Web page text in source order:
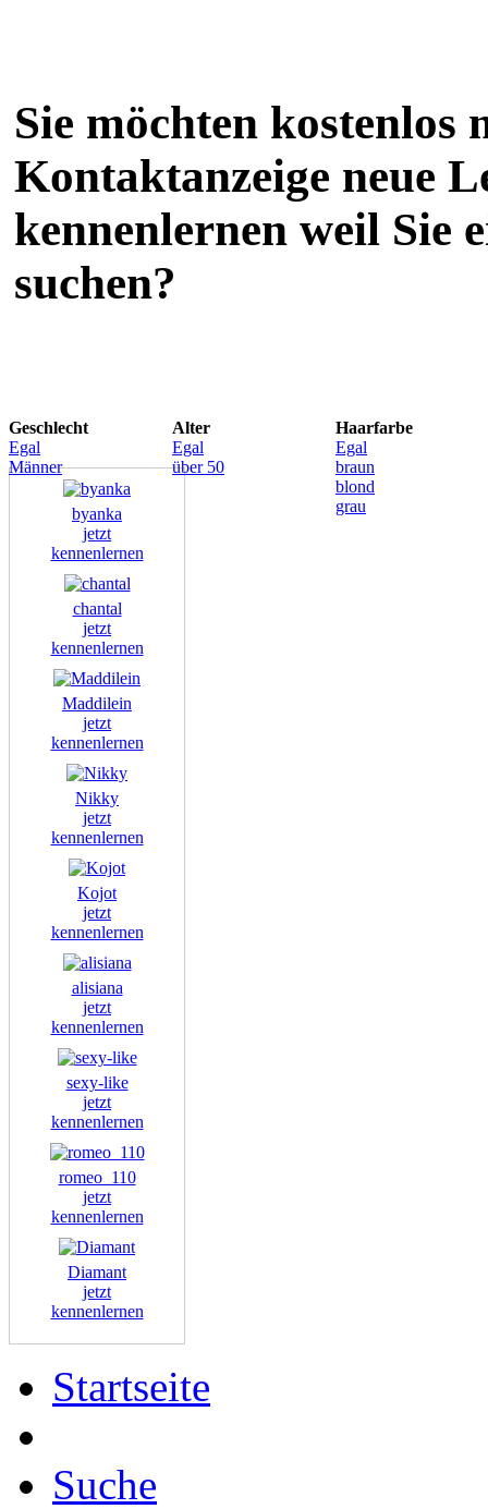
Sie möchten kostenlos
Kontaktanzeige neue
kennenlernen weil Sie
suchen?
Geschlecht
Egal
Männer
Alter
Egal
über 50
Haarfarbe
Egal
braun
blond
grau
byanka
jetzt
kennenlernen
chantal
jetzt
kennenlernen
Maddilein
jetzt
kennenlernen
Nikky
jetzt
kennenlernen
Kojot
jetzt
kennenlernen
alisiana
jetzt
kennenlernen
sexy-like
jetzt
kennenlernen
romeo_110
jetzt
kennenlernen
Diamant
jetzt
kennenlernen
Startseite
Suche